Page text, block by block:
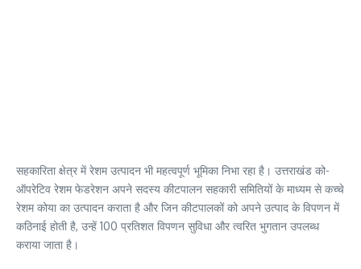
सहकारिता क्षेत्र में रेशम उत्पादन भी महत्वपूर्ण भूमिका निभा रहा है। उत्तराखंड को-
ऑपरेटिव रेशम फेडरेशन अपने सदस्य कीटपालन सहकारी समितियों के माध्यम से कच्चे
रेशम कोया का उत्पादन कराता है और जिन कीटपालकों को अपने उत्पाद के विपणन में
कठिनाई होती है, उन्हें 100 प्रतिशत विपणन सुविधा और त्वरित भुगतान उपलब्ध
कराया जाता है।